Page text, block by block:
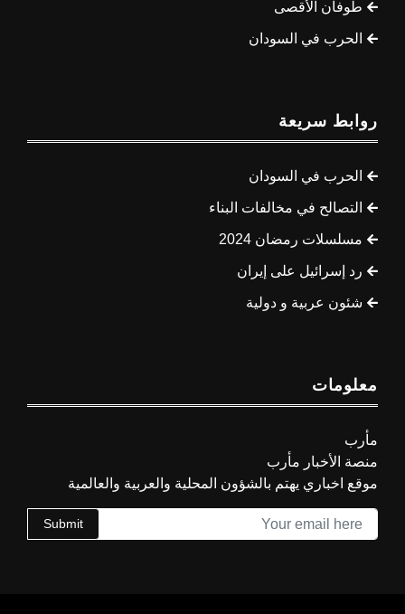
طوفان الأقصى
الحرب في السودان
روابط سريعة
الحرب في السودان
التصالح في مخالفات البناء
مسلسلات رمضان 2024
رد إسرائيل على إيران
شئون عربية و دولية
معلومات
مأرب
منصة الأخبار مأرب
موقع اخباري يهتم بالشؤون المحلية والعربية والعالمية
Submit